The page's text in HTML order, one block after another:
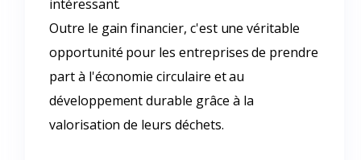
intéressant.
Outre le gain financier, c'est une véritable
opportunité pour les entreprises de prendre
part à l'économie circulaire et au
développement durable grâce à la
valorisation de leurs déchets.